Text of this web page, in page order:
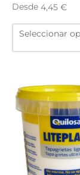
Desde 4,45 €
Seleccionar